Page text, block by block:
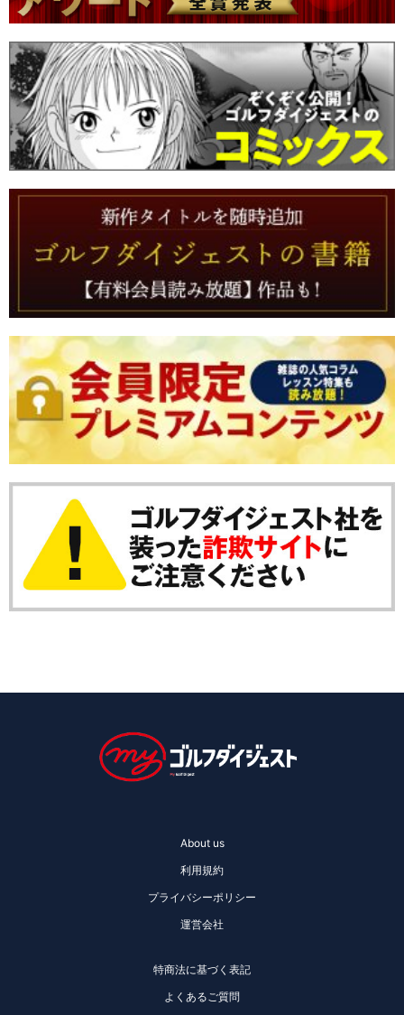
About us
利用規約
プライバシーポリシー
運営会社
特商法に基づく表記
よくあるご質問